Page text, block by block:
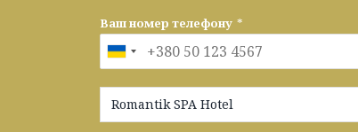
Ваш номер телефону *
Romantik SPA Hotel